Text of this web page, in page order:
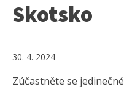
Skotsko
30. 4. 2024
Zúčastněte se